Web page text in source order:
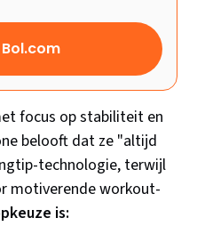
focus op stabiliteit en
belooft dat ze "altijd
technologie, terwijl
motiverende workout-
is: